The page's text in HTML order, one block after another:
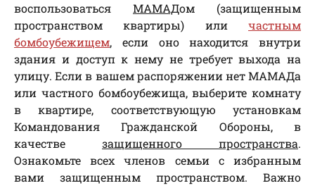
воспользоваться МАМАДом (защищенным
пространством квартиры) или частным
бомбоубежищем, если оно находится внутри
здания и доступ к нему не требует выхода на
улицу. Если в вашем распоряжении нет МАМАДа
или частного бомбоубежища, выберите комнату
в квартире, соответствующую установкам
Командования Гражданской Обороны, в
качестве защищенного пространства.
Ознакомьте всех членов семьи с избранным
вами защищенным пространством. Важно